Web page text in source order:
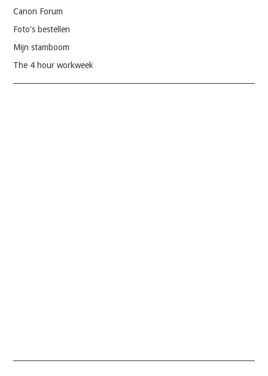
Canon Forum
Foto's bestellen
Mijn stamboom
The 4 hour workweek